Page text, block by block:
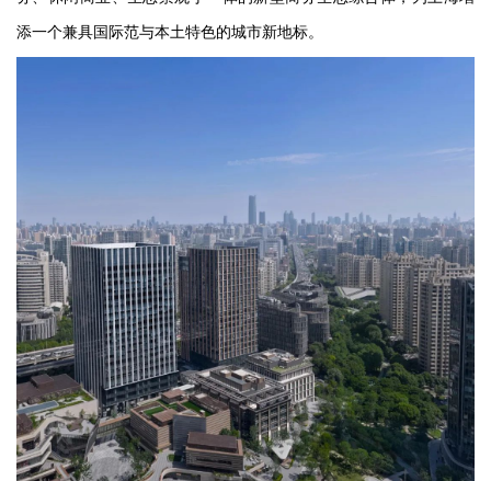
添一个兼具国际范与本土特色的城市新地标。